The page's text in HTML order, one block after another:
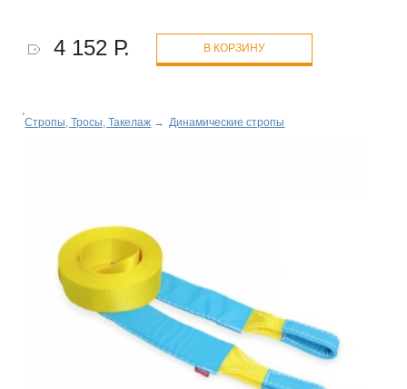
4 152 Р. В КОРЗИНУ
Стропы, Тросы, Такелаж → Динамические стропы